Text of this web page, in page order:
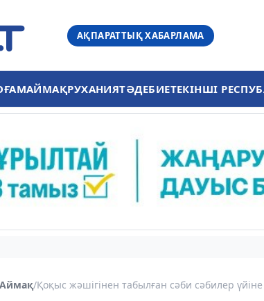
АҚПАРАТТЫҚ ХАБАРЛАМА
АЙМАҚРУХАНИЯТӘДЕБИЕТЕКІНШІ
Аймақ/Қоқыс жәшігінен табылған сәби сәбилер үйіне